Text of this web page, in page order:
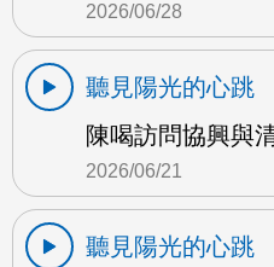
2026/06/28
聽見陽光的心跳
陳喝訪問協興與
2026/06/21
聽見陽光的心跳